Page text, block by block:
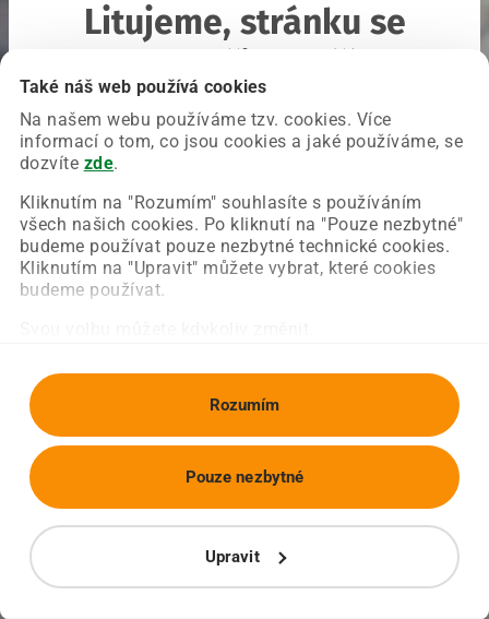
Také náš web používá cookies
Na našem webu používáme tzv. cookies. Více
informací o tom, co jsou cookies a jaké používáme, se
dozvíte zde.
Kliknutím na "Rozumím" souhlasíte s používáním
všech našich cookies. Po kliknutí na "Pouze nezbytné"
budeme používat pouze nezbytné technické cookies.
Kliknutím na "Upravit" můžete vybrat, které cookies
budeme používat.
Rozumím
Upravit
Pouze nezbytné
Litujeme, stránku se
Chyba nastala na naší straně a už ji opravujeme.
Zkuste prosím znovu načíst požadovanou stránku.
Obnovit stránku Úvodní strana